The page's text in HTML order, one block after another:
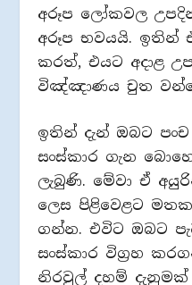
අරූප ලෝකවල
අරූප භවයයි. ඉතින්
කරත්, එයට අදාළ
විඤ්ඤාණය චුත
ඉතින් දැන් ඔබට
සංස්කාර ගැන
ලැබුණි. මේවා ඒ
ලෙස පිළිවෙළට
ගන්න. එවිට ඔබට
සංස්කාර විග්‍රහ
නිරවුල් දහම්